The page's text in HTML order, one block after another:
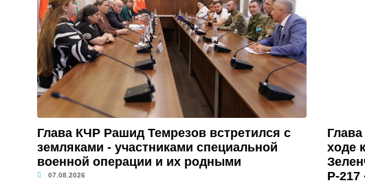
Глава КЧР Рашид Темрезов встретился с
земляками - участниками специальной
военной операции и их родными
07.08.2026
ходе
Р-217